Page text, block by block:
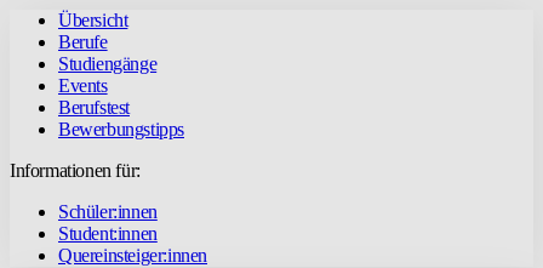
Übersicht
Berufe
Studiengänge
Events
Berufstest
Bewerbungstipps
Informationen für:
Schüler:innen
Student:innen
Quereinsteiger:innen